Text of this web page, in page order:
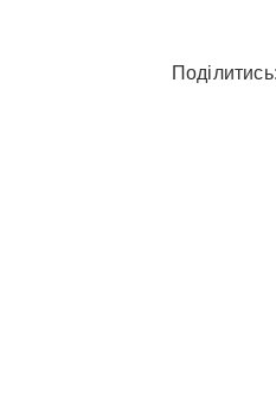
Поділитись: